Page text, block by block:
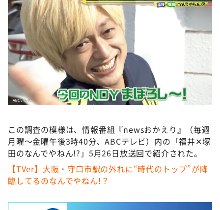
この調査の模様は、情報番組『newsおかえり』（毎週
月曜～金曜午後3時40分、ABCテレビ）内の「福井✕塚
田のなんでやねん!?」5月26日放送回で紹介された。
【TVer】大阪・守口市駅の外れに“時代のトップ”が降
臨してるのなんでやねん!？